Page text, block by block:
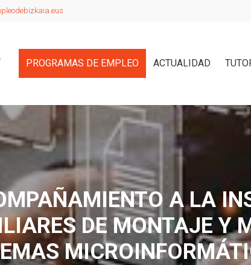
PROGRAMAS DE EMPLEO ACTUALIDAD
A LA
DE MONTAJE Y